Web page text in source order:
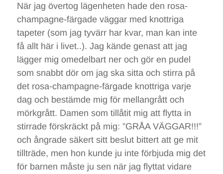
När jag övertog lägenheten hade den rosa-
champagne-färgade väggar med knottriga
tapeter (som jag tyvärr har kvar, man kan inte
få allt här i livet..). Jag kände genast att jag
lägger mig omedelbart ner och gör en pudel
som snabbt dör om jag ska sitta och stirra på
det rosa-champagne-färgade knottriga varje
dag och bestämde mig för mellangrått och
mörkgrått. Damen som tillåtit mig att flytta in
stirrade förskräckt på mig: ”GRÅA VÄGGAR!!!”
och ångrade säkert sitt beslut bittert att ge mit
tillträde, men hon kunde ju inte förbjuda mig det
för barnen måste ju sen när jag flyttat vidare